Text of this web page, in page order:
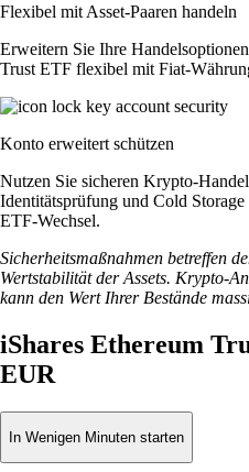
Flexibel mit Asset-Paaren handeln
Erweitern Sie Ihre
Trust ETF flexibel mit Fiat-
Konto erweitert schützen
Nutzen Sie sicheren Krypto-
Identitätsprüfung und Cold
ETF-Wechsel.
Sicherheitsmaßnahmen betreffen
Wertstabilität der Assets. Krypto-
kann den Wert Ihrer Bestände
iShares Ethereum
EUR
In Wenigen Minuten starten